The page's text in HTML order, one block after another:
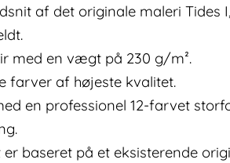
af det originale maleri Tides
med en vægt på 230 g/m².
farver af højeste kvalitet.
en professionel 12-farvet
er baseret på et eksisterende